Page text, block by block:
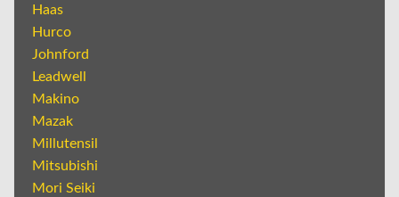
Haas
Hurco
Johnford
Leadwell
Makino
Mazak
Millutensil
Mitsubishi
Mori Seiki